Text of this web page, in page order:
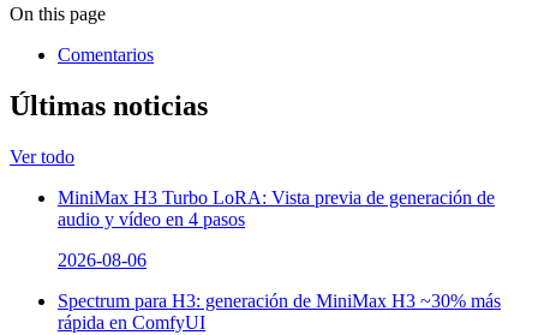
On this page
Comentarios
Últimas noticias
Ver todo
MiniMax H3 Turbo LoRA: Vista previa de generación de
audio y vídeo en 4 pasos
2026-08-06
Spectrum para H3: generación de MiniMax H3 ~30% más
rápida en ComfyUI